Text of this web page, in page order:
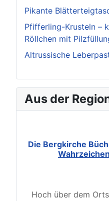
Pikante
Pfifferling-Krusteln –
Röllchen mit
Altrussische
Aus der
Die Bergkirche
Hoch über dem